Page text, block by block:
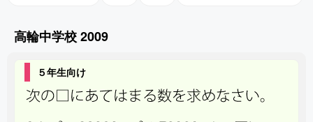
高輪中学校 2009
５年生向け